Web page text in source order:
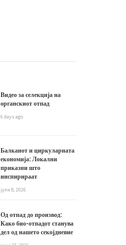
Видео за селекција на
органскиот отпад
6 days ago
Балканот и циркуларната
економија: Локални
приказни што
инспирираат
јули 8, 2026
Од отпад до производ:
Како био-отпадот станува
дел од нашето секојдневие